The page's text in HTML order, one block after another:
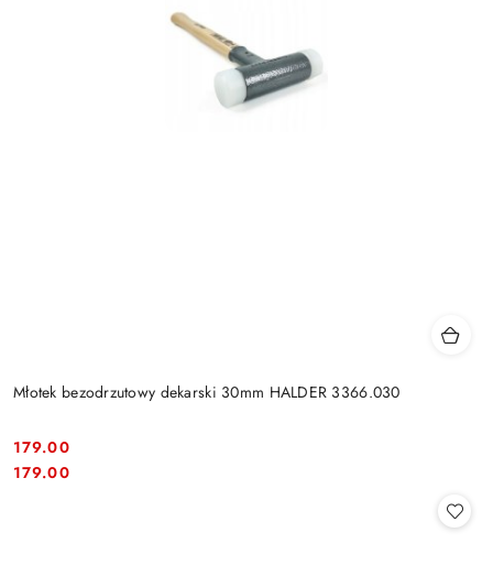
Młotek bezodrzutowy dekarski 30mm HALDER 3366.030
Cena:
179.00
Cena:
179.00